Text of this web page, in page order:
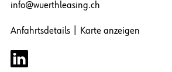
info@wuerthleasing.ch
Anfahrtsdetails| Karte anzeigen